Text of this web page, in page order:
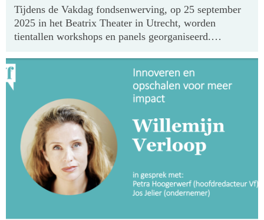
Tijdens de Vakdag fondsenwerving, op 25 september
2025 in het Beatrix Theater in Utrecht, worden
tientallen workshops en panels georganiseerd.
mini-masterclass bekend: in een mini-masterclass
wordt uitgebreid vooruitgeblikt op online
fondsenwerving in 2030, en een workshop over het
bouwen aan de perfecte donateursreis: van bewustzijn
tot ambassadeurschap. En er volgen de komende
periode nog veel meer workshops!